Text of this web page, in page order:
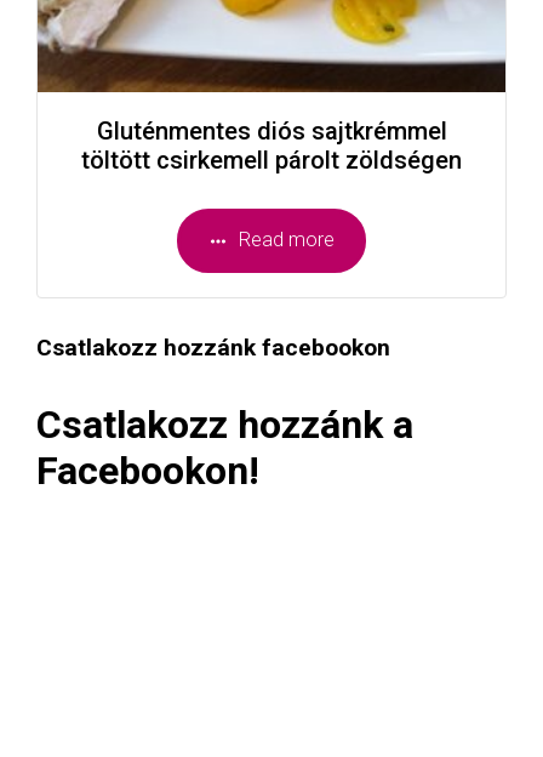
Gluténmentes diós sajtkrémmel
töltött csirkemell párolt zöldségen
Read more
Csatlakozz hozzánk facebookon
Csatlakozz hozzánk a
Facebookon!